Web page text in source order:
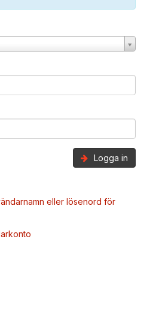
Logga in
eller lösenord för